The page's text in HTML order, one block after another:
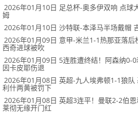
2026年01月10日 足总杯-奥多伊双响 点球
姆
2026年01月10日 沙特联-本泽马半场戴帽
2026年01月09日 意甲-米兰1-1热那亚落后
西奇进球被吹
2026年01月09日 5连胜遭终结！阿森纳0-
因卡皮耶伤退
2026年01月08日 英超-九人埃弗顿1-1狼队
利什两黄被罚下
2026年01月08日 英超3连平！曼联2-2伯
莱彻无缘开门红